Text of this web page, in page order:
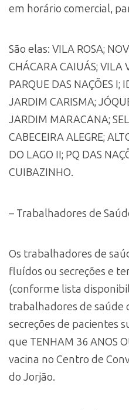
em horário comercial,
São elas: VILA ROSA;
CHÁCARA CAIUÁS; VILA
PARQUE DAS NAÇÕES I;
JARDIM CARISMA;
JARDIM MARACANA;
CABECEIRA ALEGRE;
DO LAGO II; PQ DAS
CUIBAZINHO.
– Trabalhadores de
Os trabalhadores de
fluídos ou secreções e
(conforme lista
trabalhadores de
secreções de pacientes
que TENHAM 36 ANOS
vacina no Centro de
do Jorjão.